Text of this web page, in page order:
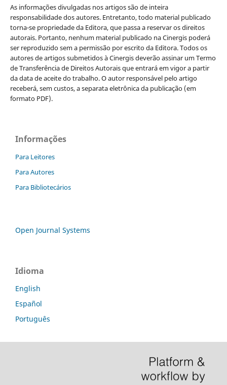
As informações divulgadas nos artigos são de inteira
responsabilidade dos autores. Entretanto, todo material publicado
torna-se propriedade da Editora, que passa a reservar os direitos
autorais. Portanto, nenhum material publicado na Cinergis poderá
ser reproduzido sem a permissão por escrito da Editora. Todos os
autores de artigos submetidos à Cinergis deverão assinar um Termo
de Transferência de Direitos Autorais que entrará em vigor a partir
da data de aceite do trabalho. O autor responsável pelo artigo
receberá, sem custos, a separata eletrônica da publicação (em
formato PDF).
Informações
Para Leitores
Para Autores
Para Bibliotecários
Open Journal Systems
Idioma
English
Español
Português